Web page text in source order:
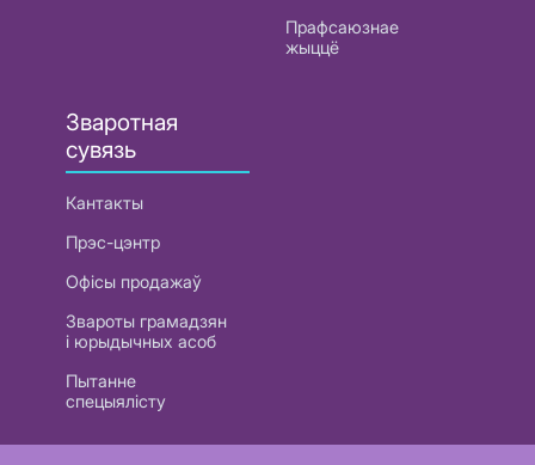
Прафсаюзнае
жыццё
Зваротная
сувязь
Кантакты
Прэс-цэнтр
Офісы продажаў
Звароты грамадзян
і юрыдычных асоб
Пытанне
спецыялісту